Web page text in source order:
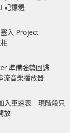
記憶體
入 Project
準備強勢回歸
流音樂播放器
入車速表 現階段只
放